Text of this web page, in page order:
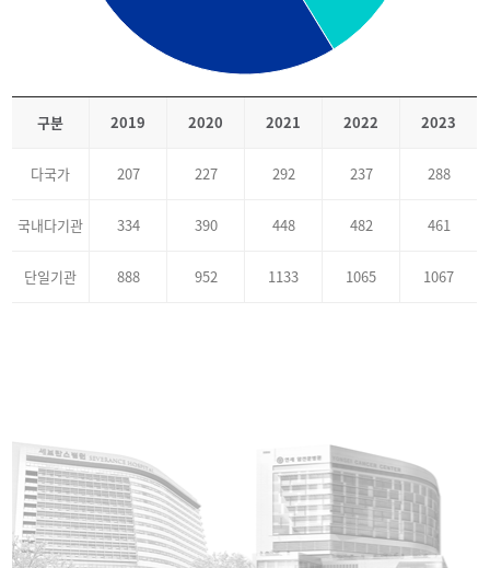
구분 2019 2020 2021 2022 2023
다국가 207 227 292 237 288
국내다기관 334 390 448 482 461
단일기관 888 952 1133 1065 1067